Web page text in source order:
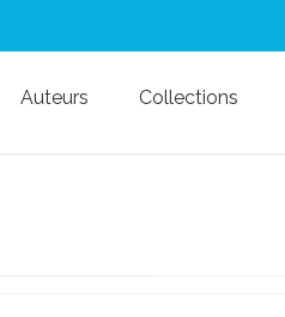
Auteurs Collections